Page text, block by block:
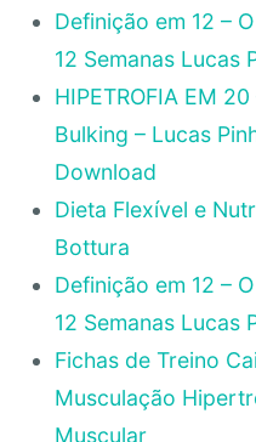
Definição em 12 –
12 Semanas Lucas
HIPETROFIA EM
Bulking – Lucas
Download
Dieta Flexível e
Bottura
Definição em 12 –
12 Semanas Lucas
Fichas de Treino
Musculação
Muscular